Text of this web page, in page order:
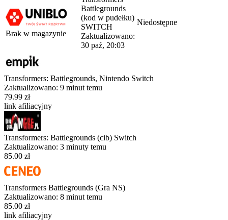
Brak w magazynie
Battlegrounds
(kod w pudełku)
SWITCH
Zaktualizowano:
30 paź, 20:03
Niedostępne
Transformers: Battlegrounds, Nintendo Switch
Zaktualizowano: 9 minut temu
79.99 zł
link afiliacyjny
Transformers: Battlegrounds (cib) Switch
Zaktualizowano: 3 minuty temu
85.00 zł
Transformers Battlegrounds (Gra NS)
Zaktualizowano: 8 minut temu
85.00 zł
link afiliacyjny